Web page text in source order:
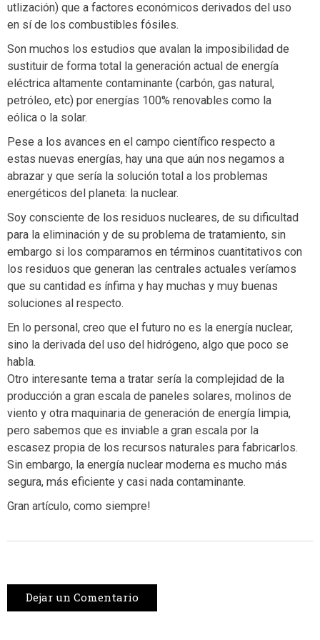
utlización) que a factores económicos derivados del uso
en sí de los combustibles fósiles.
Son muchos los estudios que avalan la imposibilidad de
sustituir de forma total la generación actual de energía
eléctrica altamente contaminante (carbón, gas natural,
petróleo, etc) por energías 100% renovables como la
eólica o la solar.
Pese a los avances en el campo científico respecto a
estas nuevas energías, hay una que aún nos negamos a
abrazar y que sería la solución total a los problemas
energéticos del planeta: la nuclear.
Soy consciente de los residuos nucleares, de su dificultad
para la eliminación y de su problema de tratamiento, sin
embargo si los comparamos en términos cuantitativos con
los residuos que generan las centrales actuales veríamos
que su cantidad es ínfima y hay muchas y muy buenas
soluciones al respecto.
En lo personal, creo que el futuro no es la energía nuclear,
sino la derivada del uso del hidrógeno, algo que poco se
habla.
Otro interesante tema a tratar sería la complejidad de la
producción a gran escala de paneles solares, molinos de
viento y otra maquinaria de generación de energía limpia,
pero sabemos que es inviable a gran escala por la
escasez propia de los recursos naturales para fabricarlos.
Sin embargo, la energía nuclear moderna es mucho más
segura, más eficiente y casi nada contaminante.
Gran artículo, como siempre!
Dejar un Comentario